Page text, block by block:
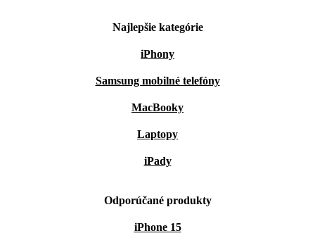
Najlepšie kategórie
iPhony
Samsung mobilné telefóny
MacBooky
Laptopy
iPady
Odporúčané produkty
iPhone 15